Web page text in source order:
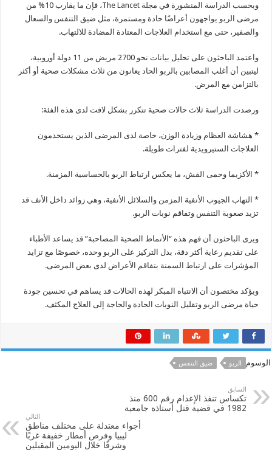
وبحسب الدراسة المنشورة في مجلة The Lancet، فإن ما يقارب 10% من
مرضى الربو يواجهون أعراضًا حادة ومستمرة، مثل ضيق التنفس والسعال
والصفير، حتى مع استخدام العلاجات المعتادة المضادة للالتهاب.
واعتمد الباحثون على تحليل بيانات نحو 2700 مريض من 11 دولة أوروبية،
ليتبين أن أغلب المصابين بالربو الحاد يعانون من ثلاث مشكلات صحية أو أكثر
بالتزامن مع المرض.
ورصدت الدراسة ثلاث حالات صحية تتكرر بشكل لافت لدى هذه الفئة:
* هشاشة العظام وزيادة الوزن، خاصة لدى المرضى الذين يستخدمون
العلاجات الستيرويدية لفترات طويلة.
* الأكزيما وحمى القش، ما يعكس ارتباط الربو بالحساسية المزمنة.
* التهاب الجيوب الأنفية المزمن والسلائل الأنفية، وهي زوائد داخل الأنف قد
تزيد صعوبة التنفس وتفاقم نوبات الربو.
ويرى الباحثون أن فهم هذه “الأنماط الصحية المصاحبة” قد يساعد الأطباء
على تقديم رعاية أكثر دقة، بدل التركيز على الربو وحده، خصوصًا مع تزايد
المؤشرات على ارتباط السمنة بتفاقم الأعراض لدى بعض المرضى.
ويؤكد مختصون أن الانتباه المبكر لهذه الحالات قد يساهم في تحسين جودة
حياة مرضى الربو وتقليل النوبات الحادة والحاجة إلى العلاج المكثف.
الوسوم الربو ضيق التنفس
السابق
تكساس تنفذ الإعدام رقم 600 منذ
1982 في قضية قتل أستاذة جامعية
التالي
أجواء معتدلة على مختلف مناطق
ليبيا وفرص أمطار خفيفة غربًا
وشرقًا خلال اليومين المقبلين